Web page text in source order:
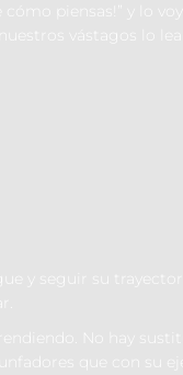
piensas!” y lo
vástagos lo
y seguir su
No hay
que con su